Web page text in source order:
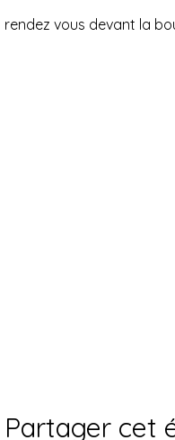
rendez vous devant la
Partager cet